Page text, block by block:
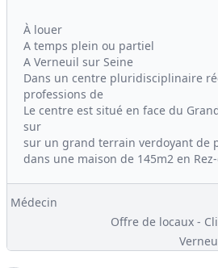
À louer
A temps plein ou partiel
A Verneuil sur Seine
Dans un centre pluridisciplinaire
professions de
Le centre est situé en face du
sur
sur un grand terrain verdoyant de
dans une maison de 145m2 en
Médecin
Offre de locaux -